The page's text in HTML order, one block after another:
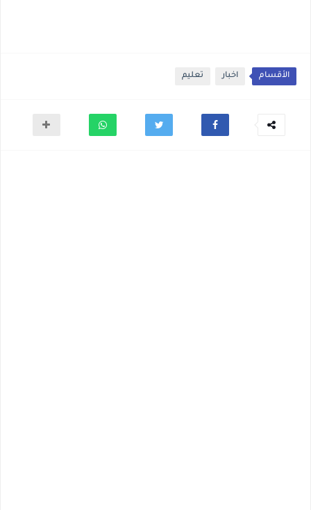
الأقسام اخبار تعليم